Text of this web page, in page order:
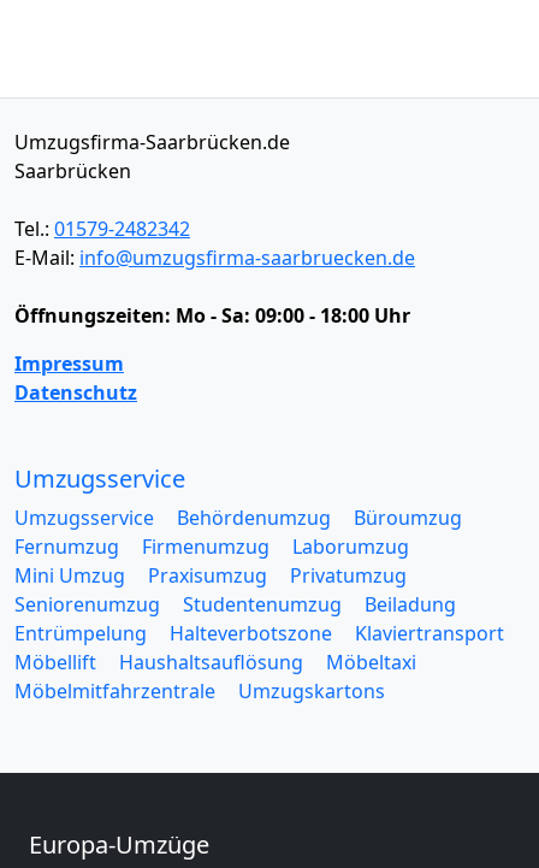
Umzugsfirma-Saarbrücken.de
Saarbrücken
Tel.: 01579-2482342
E-Mail: info@umzugsfirma-saarbruecken.de
Öffnungszeiten: Mo - Sa: 09:00 - 18:00 Uhr
Impressum
Datenschutz
Umzugsservice
Umzugsservice Behördenumzug
Büroumzug
Fernumzug
Firmenumzug
Laborumzug
Mini Umzug
Praxisumzug
Privatumzug
Seniorenumzug
Studentenumzug
Beiladung
Entrümpelung
Halteverbotszone
Klaviertransport
Möbellift
Haushaltsauflösung
Möbeltaxi
Möbelmitfahrzentrale
Umzugskartons
Europa-Umzüge